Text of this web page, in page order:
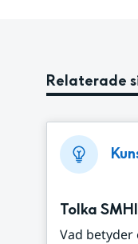
Relaterade
Tolka
Vad betyder